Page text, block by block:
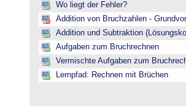
Wo liegt der Fehler?
Addition von Bruchzahlen -
Addition und Subtraktion
Aufgaben zum Bruchrechnen
Vermischte Aufgaben zum
Lernpfad: Rechnen mit Brüchen